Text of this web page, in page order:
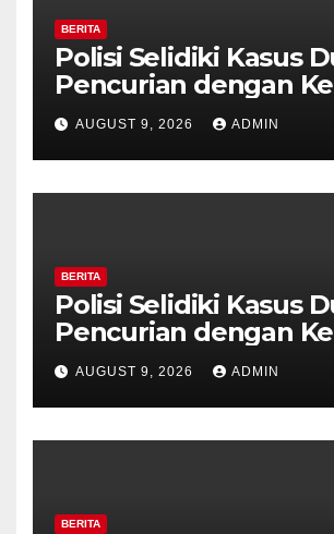
BERITA
Polisi Selidiki Kasus
Pencurian dengan
di Counter HP Royal
Ambarawa.
AUGUST 9, 2026 ADMIN
BERITA
Polisi Selidiki Kasus
Pencurian dengan
di Counter HP Royal
Ambarawa.
AUGUST 9, 2026 ADMIN
BERITA